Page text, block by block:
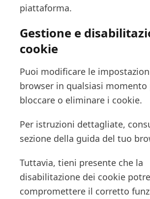
piattaforma.
Gestione e
cookie
Puoi modificare le
browser in qualsiasi momento
bloccare o eliminare i cookie.
Per istruzioni dettagliate,
sezione della guida del tuo
Tuttavia, tieni presente che la
disabilitazione dei cookie
compromettere il corretto